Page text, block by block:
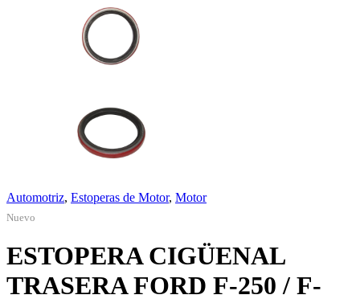
Automotriz, Estoperas de Motor, Motor
Nuevo
ESTOPERA CIGÜENAL
TRASERA FORD F-250 / F-